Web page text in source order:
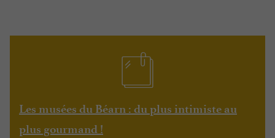
Les musées du Béarn : du plus intimiste au
plus gourmand !